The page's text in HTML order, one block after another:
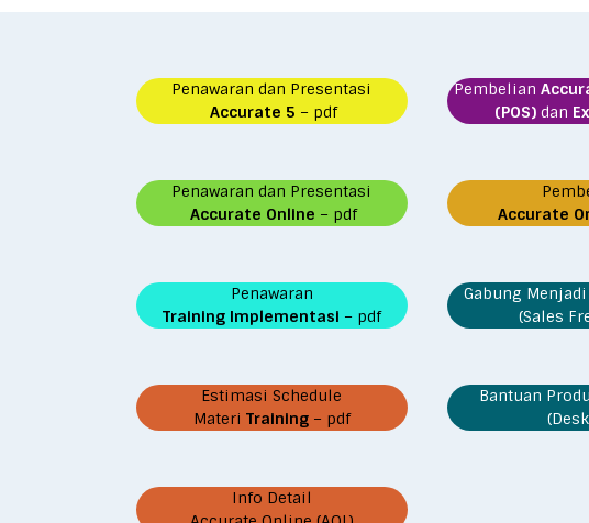
Penawaran dan Presentasi
Accurate 5 – pdf
Penawaran dan Presentasi
Accurate Online – pdf
Penawaran
Training Implementasi – pdf
Estimasi Schedule
Materi Training – pdf
Info Detail
Pembelian
(POS) dan
Accurate
Gabung
(Sales
Bantuan